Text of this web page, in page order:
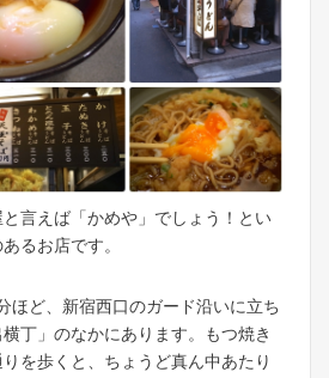
言えば「かめや」でしょう！とい
るお店です。
ほど、新宿西口のガード沿いに立ち
丁」のなかにあります。もつ焼き
を歩くと、ちょうど真ん中あたり